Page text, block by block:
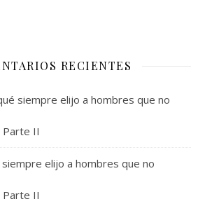
RECIENTES
siempre elijo a hombres que no
Parte II
siempre elijo a hombres que no
Parte II